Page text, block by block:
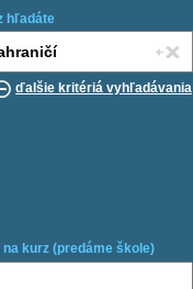
hľadáte
ďalšie kritériá vyhľadávania
kurz (predáme škole)